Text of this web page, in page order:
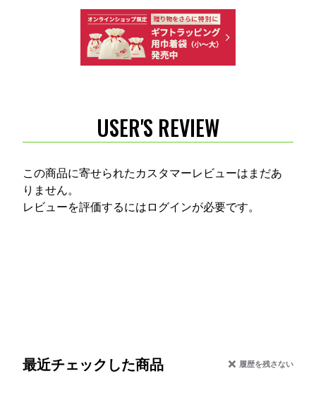
USER'S REVIEW
この商品に寄せられたカスタマーレビューはまだあ
りません。
レビューを評価するには ログインが必要です。
最近チェックした商品 履歴を残さない